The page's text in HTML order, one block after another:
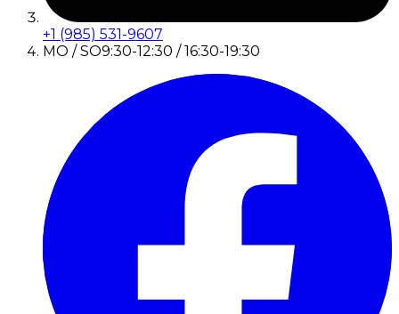
+1 (985) 531-9607
MO / SO9:30-12:30 / 16:30-19:30